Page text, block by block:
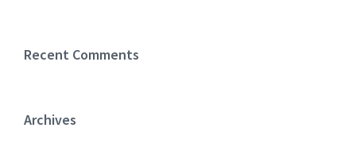
Recent Comments
Archives